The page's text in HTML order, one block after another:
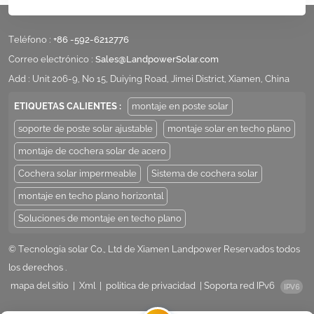
Teléfono : +86 -592-6212776
Correo electrónico : Sales@LandpowerSolar.com
Add : Unit 206-9, No 15, Duiying Road, Jimei District, Xiamen, China
ETIQUETAS CALIENTES : montaje en poste solar
soporte de poste solar ajustable montaje solar en techo plano
montaje de cochera solar de acero
Cochera solar impermeable Sistema de cochera solar
montaje en techo plano horizontal
Soluciones de montaje en techo plano
© Tecnología solar Co., Ltd de Xiamen Landpower Reservados todos
los derechos .
mapa del sitio
Xml política de privacidad Soporta red IPv6